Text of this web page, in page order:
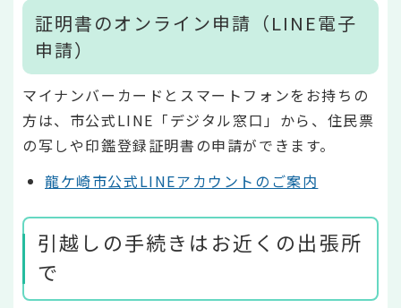
証明書のオンライン申請（LINE電子
申請）
マイナンバーカードとスマートフォンをお持ちの
方は、市公式LINE「デジタル窓口」から、住民票
の写しや印鑑登録証明書の申請ができます。
龍ケ崎市公式LINEアカウントのご案内
引越しの手続きはお近くの出張所
で